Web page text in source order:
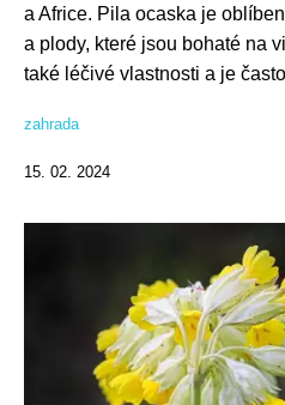
a Africe. Pila ocaska je
a plody, které jsou bohaté na
také léčivé vlastnosti a je
zahrada
15. 02. 2024